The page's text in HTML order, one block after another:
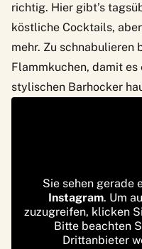
richtig. Hier gibt’s
köstliche Cocktails,
mehr. Zu
Flammkuchen, damit
stylischen Barhocker
Sie sehen gerade
Instagram. Um
zuzugreifen, klicken
Bitte beachten
Drittanbieter